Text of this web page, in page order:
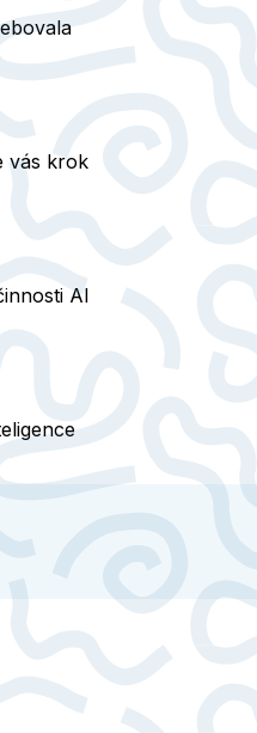
vás krok
AI